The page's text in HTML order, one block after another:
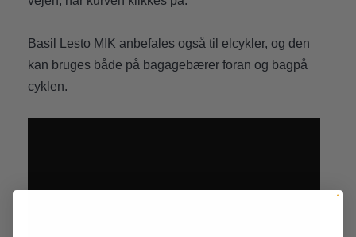
Basil Lesto MIK anbefales også til elcykler, og den
kan bruges både på bagagebærer foran og bagpå
cyklen.